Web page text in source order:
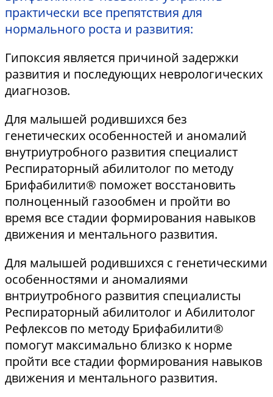
практически все препятствия для
нормального роста и развития:
Гипоксия является причиной задержки
развития и последующих неврологических
диагнозов.
Для малышей родившихся без
генетических особенностей и аномалий
внутриутробного развития специалист
Респираторный абилитолог по методу
Брифабилити® поможет восстановить
полноценный газообмен и пройти во
время все стадии формирования навыков
движения и ментального развития.
Для малышей родившихся с генетическими
особенностями и аномалиями
внтриутробного развития специалисты
Респираторный абилитолог и Абилитолог
Рефлексов по методу Брифабилити®
помогут максимально близко к норме
пройти все стадии формирования навыков
движения и ментального развития.